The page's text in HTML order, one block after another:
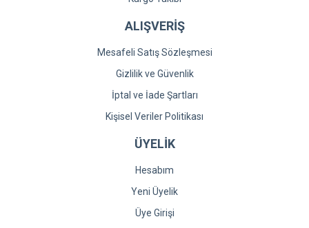
ALIŞVERİŞ
Mesafeli Satış Sözleşmesi
Gizlilik ve Güvenlik
İptal ve İade Şartları
Kişisel Veriler Politikası
ÜYELİK
Hesabım
Yeni Üyelik
Üye Girişi